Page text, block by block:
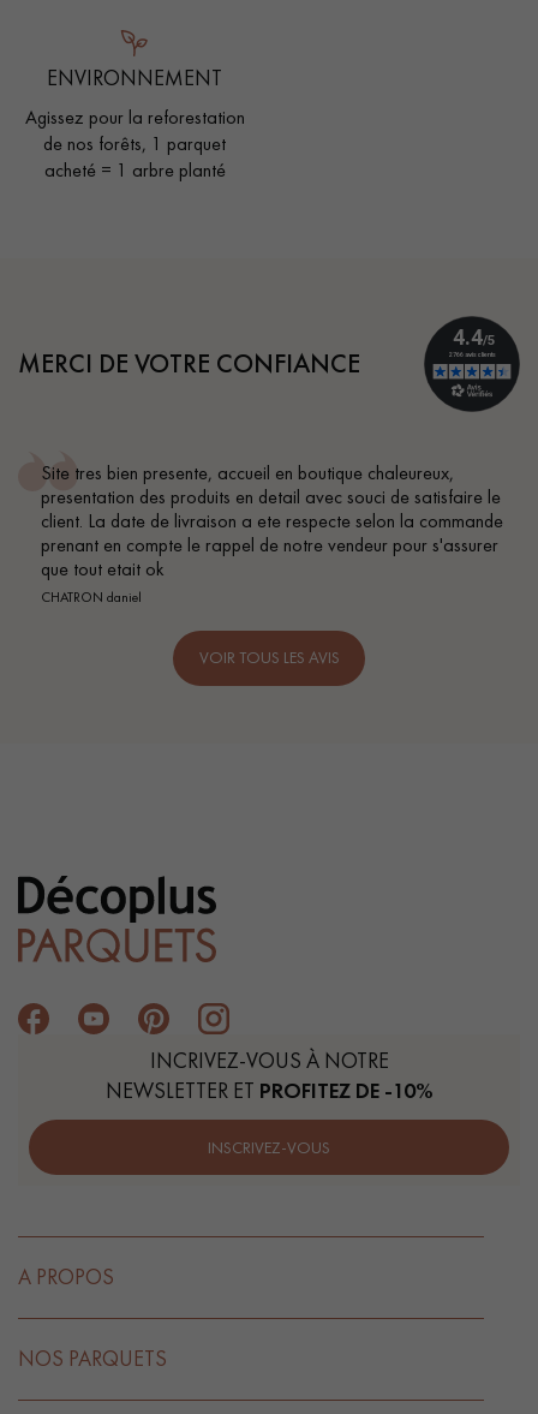
ENVIRONNEMENT
Agissez pour la reforestation
de nos forêts, 1 parquet
acheté = 1 arbre planté
MERCI DE VOTRE CONFIANCE
presente, accueil en boutique chaleureux,
des produits en detail avec souci de satisfaire le
de livraison a ete respecte selon la commande
le rappel de notre vendeur pour s'assurer
BEILE FRANCK
VOIR TOUS LES AVIS
INCRIVEZ-VOUS À NOTRE
NEWSLETTER ET PROFITEZ DE -10%
INSCRIVEZ-VOUS
A PROPOS
NOS PARQUETS